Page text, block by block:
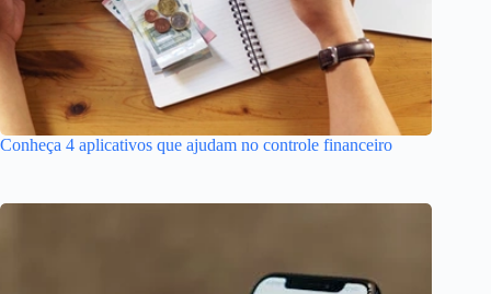
Conheça 4 aplicativos que ajudam no controle financeiro